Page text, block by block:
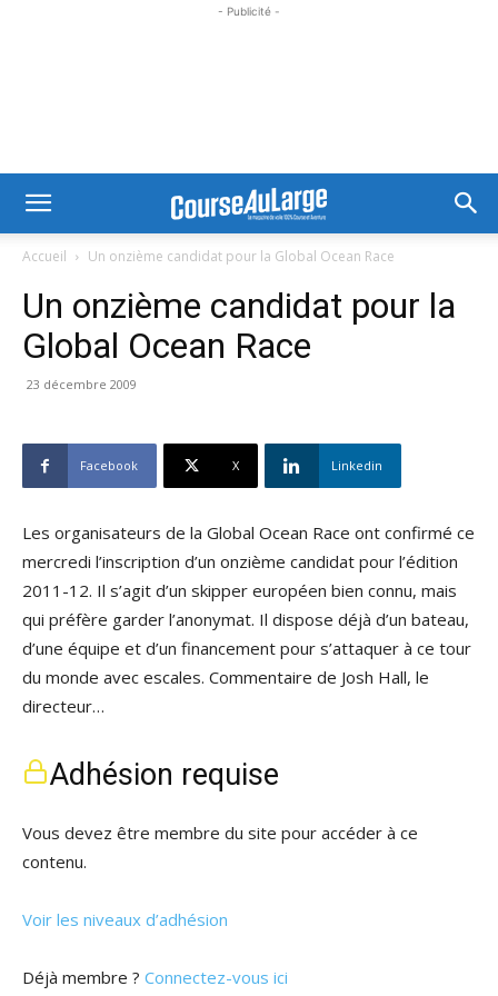
- Publicité -
Accueil Un onzième candidat pour la Global Ocean Race
Un onzième candidat pour la
Global Ocean Race
23 décembre 2009
Facebook X Linkedin
Les organisateurs de la Global Ocean Race ont confirmé ce
mercredi l’inscription d’un onzième candidat pour l’édition
2011-12. Il s’agit d’un skipper européen bien connu, mais
qui préfère garder l’anonymat. Il dispose déjà d’un bateau,
d’une équipe et d’un financement pour s’attaquer à ce tour
du monde avec escales. Commentaire de Josh Hall, le
directeur…
Adhésion requise
Vous devez être membre du site pour accéder à ce
contenu.
Voir les niveaux d’adhésion
Déjà membre ? Connectez-vous ici